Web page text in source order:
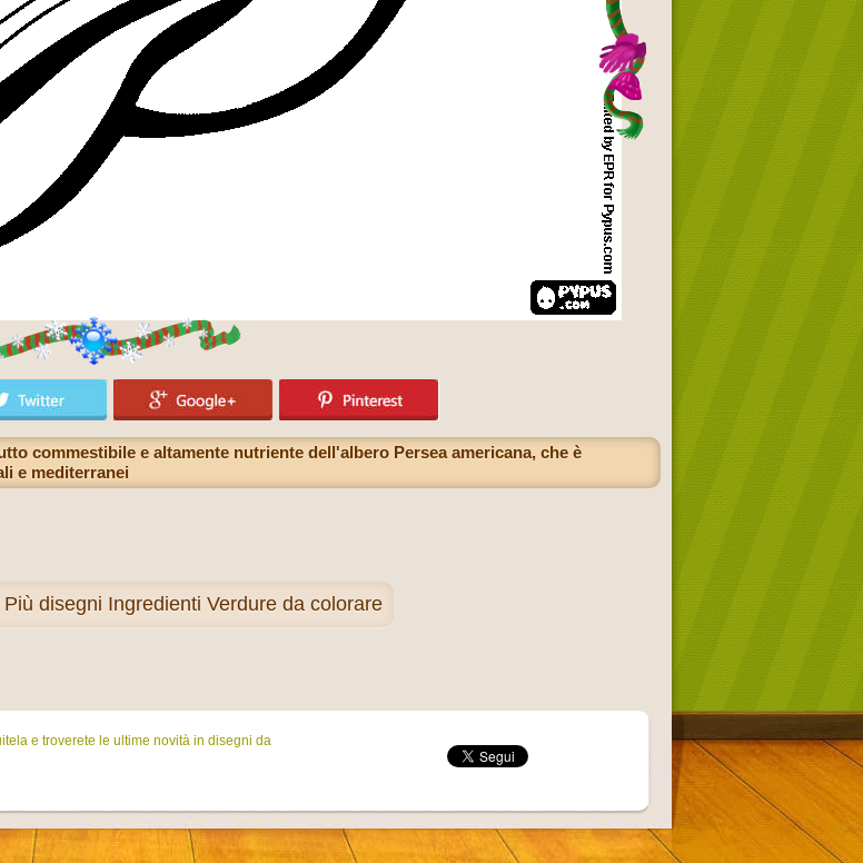
commestibile e altamente nutriente dell'albero Persea americana, che è
e mediterranei
Più disegni Ingredienti Verdure da colorare
e troverete le ultime novità in disegni da